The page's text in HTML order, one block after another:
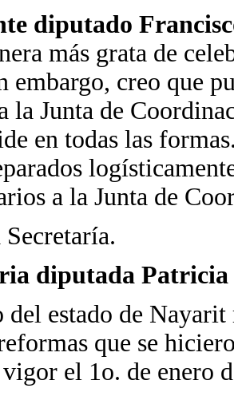
diputado
más grata de
embargo, creo que
la Junta de
en todas las
a la Junta de
diputada
del estado de
que se
el 1o. de enero